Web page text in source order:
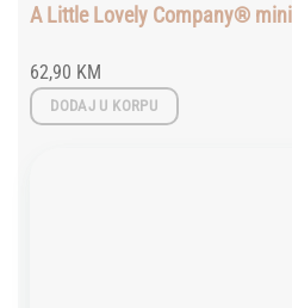
A Little Lovely Company®
62,90 KM
DODAJ U KORPU